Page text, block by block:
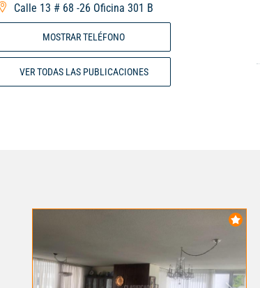
Calle 13 # 68 -26 Oficina 301 B
MOSTRAR TELÉFONO
VER TODAS LAS PUBLICACIONES